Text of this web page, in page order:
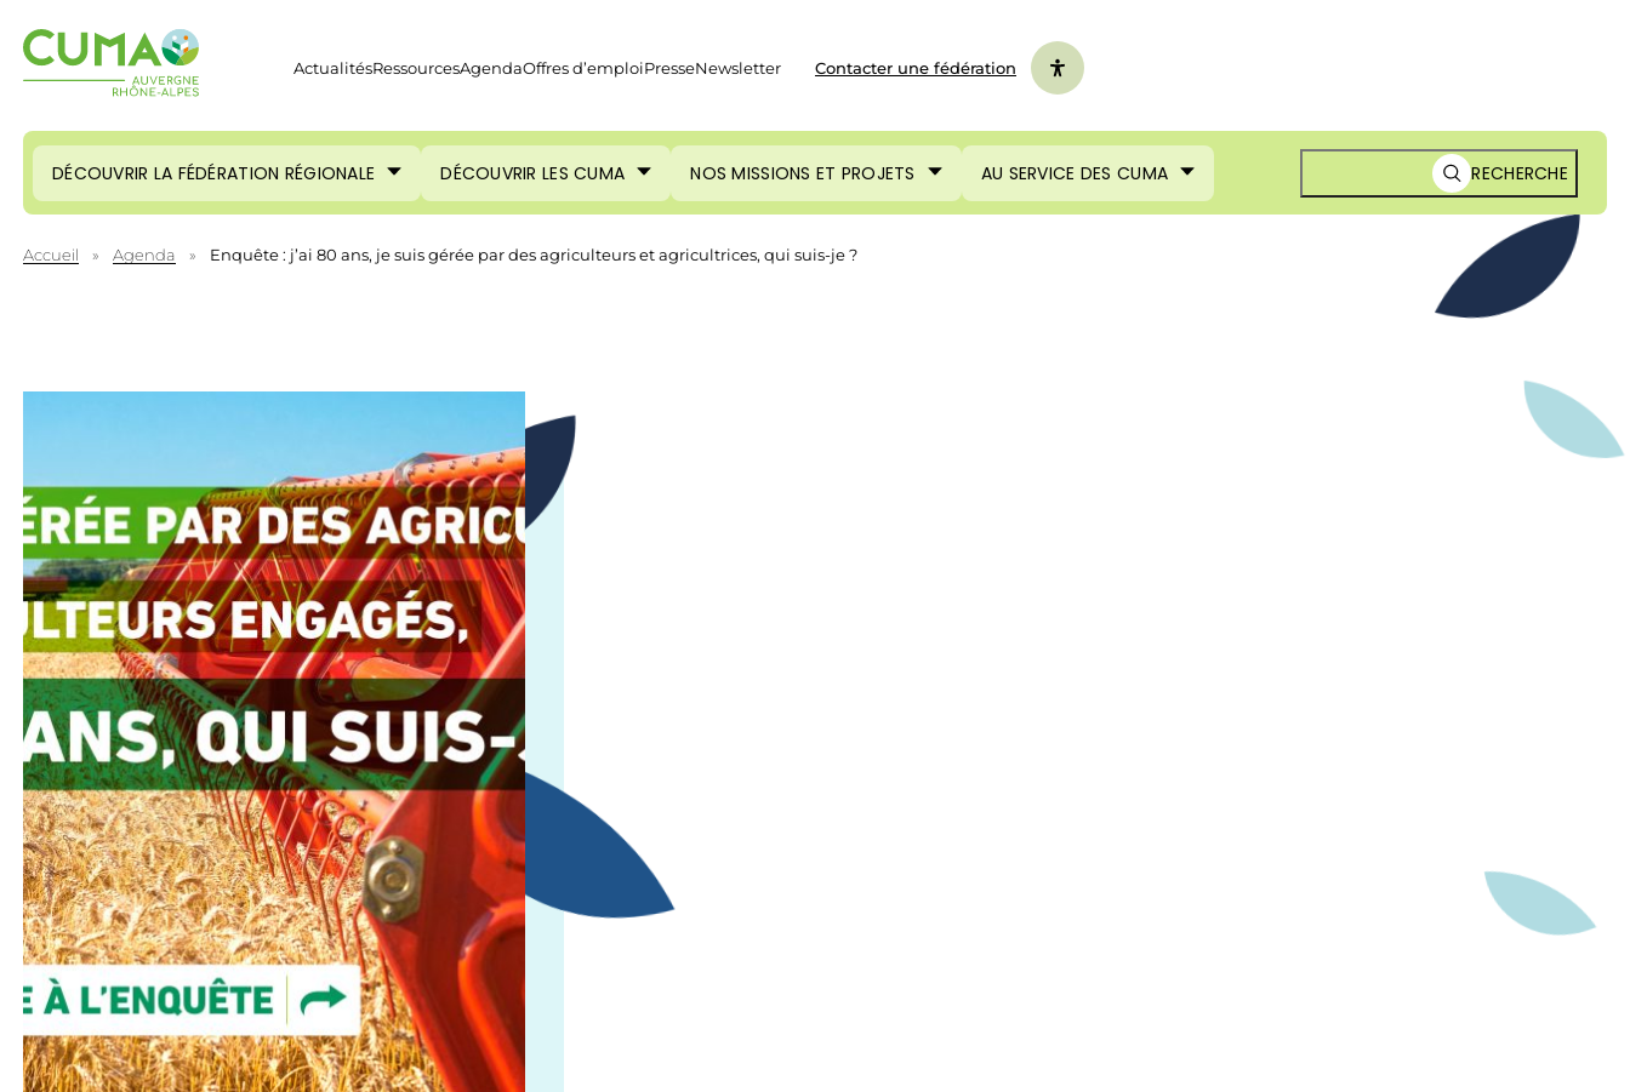
ActualitésRessourcesAgendaOffres d’emploiPresseNewsletter Contacter une fédération
DÉCOUVRIR LA FÉDÉRATION RÉGIONALE DÉCOUVRIR LES CUMA NOS MISSIONS ET PROJETS AU SERVICE DES CUMA RECHERCHE
Accueil » Agenda » Enquête : j’ai 80 ans, je suis gérée par des agriculteurs et agricultrices, qui suis-je ?